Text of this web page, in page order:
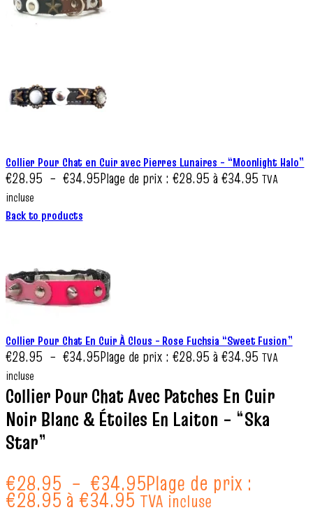
Collier Pour Chat en Cuir avec Pierres Lunaires – “Moonlight Halo”
€28.95 – €34.95Plage de prix : €28.95 à €34.95 TVA
incluse
Back to products
Collier Pour Chat En Cuir À Clous – Rose Fuchsia “Sweet Fusion”
€28.95 – €34.95Plage de prix : €28.95 à €34.95 TVA
incluse
Collier Pour Chat Avec Patches En Cuir
Noir Blanc & Étoiles En Laiton – “Ska
Star”
€28.95 – €34.95Plage de prix :
€28.95 à €34.95 TVA incluse